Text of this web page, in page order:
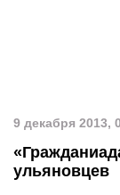
9 декабря 2013,
ульяновцев